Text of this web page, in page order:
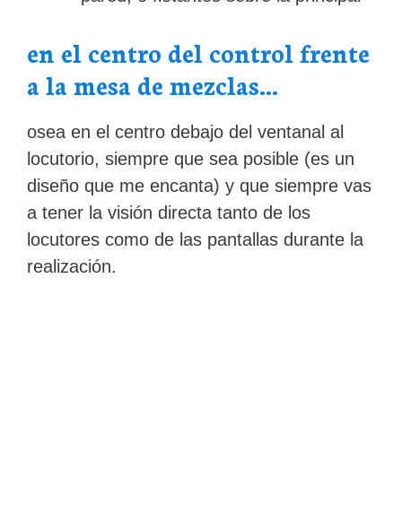
en el centro del control frente
a la mesa de mezclas...
osea en el centro debajo del ventanal al
locutorio, siempre que sea posible (es un
diseño que me encanta) y que siempre vas
a tener la visión directa tanto de los
locutores como de las pantallas durante la
realización.